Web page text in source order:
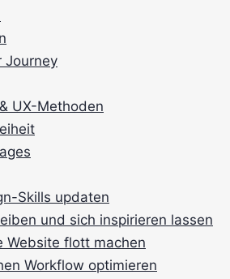
Journey
UX-Methoden
Skills updaten
und sich inspirieren lassen
Website flott machen
Workflow optimieren